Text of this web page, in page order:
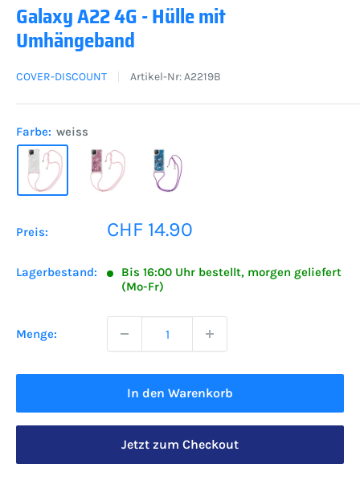
Galaxy A22 4G - Hülle mit
Umhängeband
COVER-DISCOUNT Artikel-Nr:A2219B
Farbe: weiss
Preis: Sonderpreis
CHF 14.90
Lagerbestand:
Bis 16:00 Uhr bestellt, morgen geliefert
(Mo-Fr)
Menge:
In den Warenkorb
Jetzt zum Checkout